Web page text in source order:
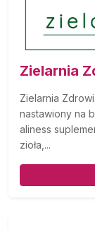
Zielarnia
Zielarnia
nastawiony na
aliness
zioła,...